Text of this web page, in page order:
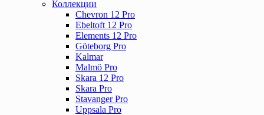
Коллекции
Chevron 12 Pro
Ebeltoft 12 Pro
Elements 12 Pro
Göteborg Pro
Kalmar
Malmö Pro
Skara 12 Pro
Skara Pro
Stavanger Pro
Uppsala Pro